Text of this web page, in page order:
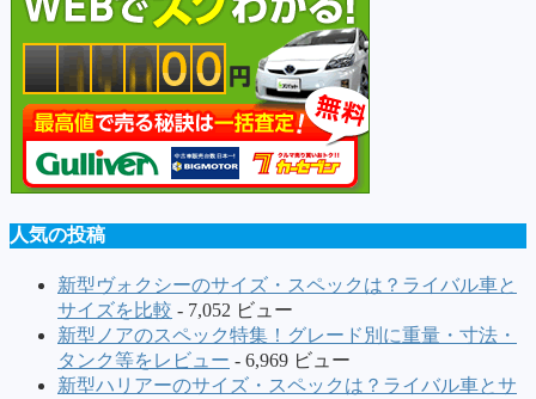
人気の投稿
新型ヴォクシーのサイズ・スペックは？ライバル車と
サイズを比較 - 7,052 ビュー
新型ノアのスペック特集！グレード別に重量・寸法・
タンク等をレビュー - 6,969 ビュー
新型ハリアーのサイズ・スペックは？ライバル車とサ